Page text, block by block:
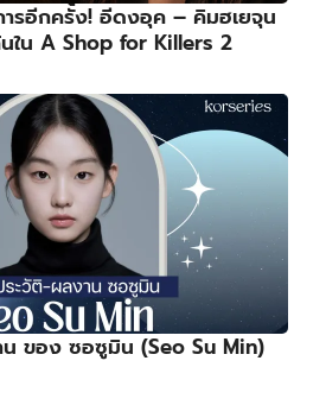
ารอีกครั้ง! อีดงอุค – คิมฮเยจุน
ใน A Shop for Killers 2
ของ ซอซูมิน (Seo Su Min)